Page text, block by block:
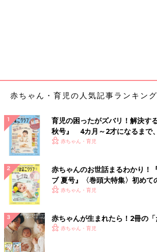
赤ちゃん・育児の人気記事ランキング
育児の困ったがズバリ！解決す
秋号』 4カ月～2才になるまで
いっぱい！
赤ちゃん・育児
赤ちゃんのお世話まるわかり！
ブ 夏号』〈巻頭大特集〉初めて
く！ おっぱい・ミルクの基本と
赤ちゃん・育児
赤ちゃんが生まれたら！2冊の「
赤ちゃん・育児